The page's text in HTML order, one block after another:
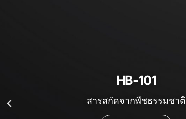
HB-101
สารสกัดจากพืชธรรมชาติ